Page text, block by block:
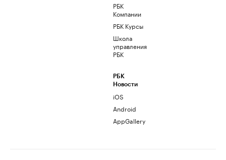
РБК
Компании
РБК Курсы
Школа
управления
РБК
РБК
Новости
iOS
Android
AppGallery